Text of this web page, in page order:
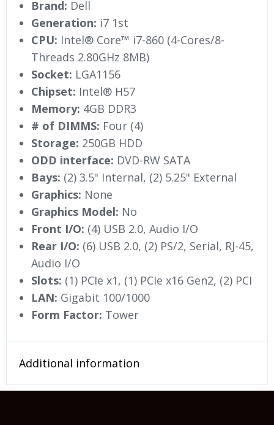
Brand: Dell
Generation: i7 1st
CPU: Intel® Core™ i7-860 (4-Cores/8-
Threads 2.80GHz 8MB)
Socket: LGA1156
Chipset: Intel® H57
Memory: 4GB DDR3
# of DIMMS: Four (4)
Storage: 250GB HDD
ODD interface: DVD-RW SATA
Bays: (2) 3.5" Internal, (2) 5.25" External
Graphics: None
Graphics Model: No
Front I/O: (4) USB 2.0, Audio I/O
Rear I/O: (6) USB 2.0, (2) PS/2, Serial, RJ-45,
Audio I/O
Slots: (1) PCIe x1, (1) PCIe x16 Gen2, (2) PCI
LAN: Gigabit 100/1000
Form Factor: Tower
Additional information